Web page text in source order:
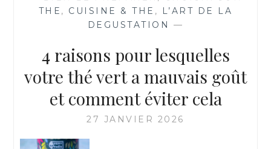
SAVEURS
DÉLICATES
THE , CUISINE & THE ,
L’ART DE LA
DEGUSTATION
—
4 raisons pour lesquelles
votre thé vert a mauvais goût
et comment éviter cela
27 JANVIER 2026